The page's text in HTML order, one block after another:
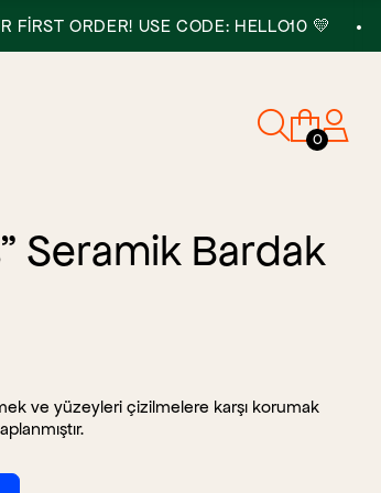
USE CODE: HELLO10 💛 • FAST
0
Seramik Bardak
ve yüzeyleri çizilmelere karşı korumak